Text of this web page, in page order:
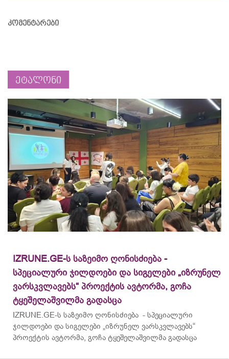
კომენტარები
ეტალონი
IZRUNE.GE-ს საზეიმო ღონისძიება -
სპეციალური ჯილდოები და სიგელები „იზრუნელ
ვარსკვლავებს“ პროექტის ავტორმა, გოჩა
ტყეშელაშვილმა გადასცა
IZRUNE.GE-ს საზეიმო ღონისძიება - სპეციალური
ჯილდოები და სიგელები „იზრუნელ ვარსკვლავებს“
პროექტის ავტორმა, გოჩა ტყეშელაშვილმა გადასცა